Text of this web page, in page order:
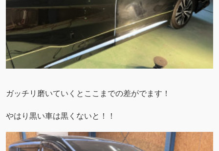
ガッチリ磨いていくとここまでの差がでます！
やはり黒い車は黒くないと！！